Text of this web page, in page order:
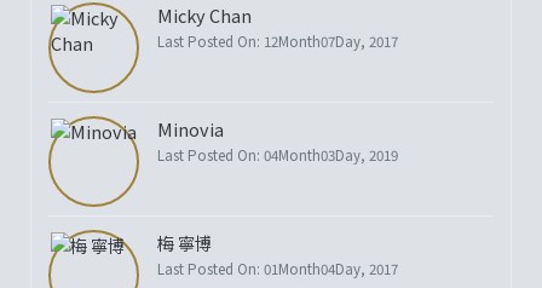
Micky Chan
Last Posted On: 12Month07Day, 2017
Minovia
Last Posted On: 04Month03Day, 2019
梅 寧博
Last Posted On: 01Month04Day, 2017